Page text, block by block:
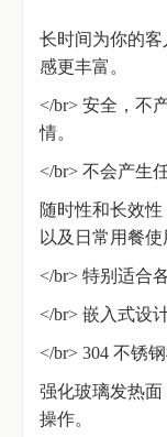
长时间为你的
感更丰富。
</br> 安全，不
情。
</br> 不会产生
随时性和长效
以及日常用餐使
</br> 特别适合
</br> 嵌入式设
</br> 304 不锈
强化玻璃发热
操作。